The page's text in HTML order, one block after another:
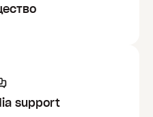
support